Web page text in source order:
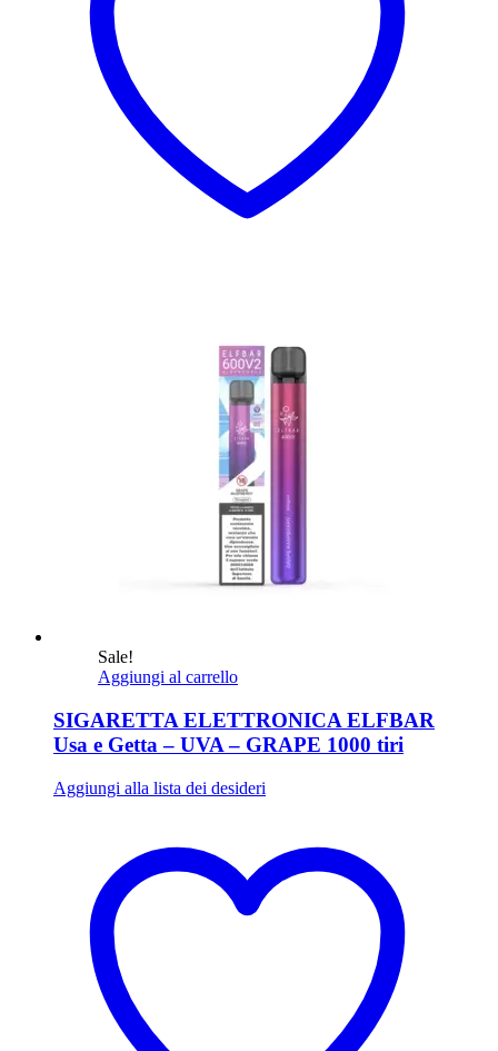
Sale!
Aggiungi al carrello
SIGARETTA ELETTRONICA ELFBAR
Usa e Getta – UVA – GRAPE 1000 tiri
Aggiungi alla lista dei desideri